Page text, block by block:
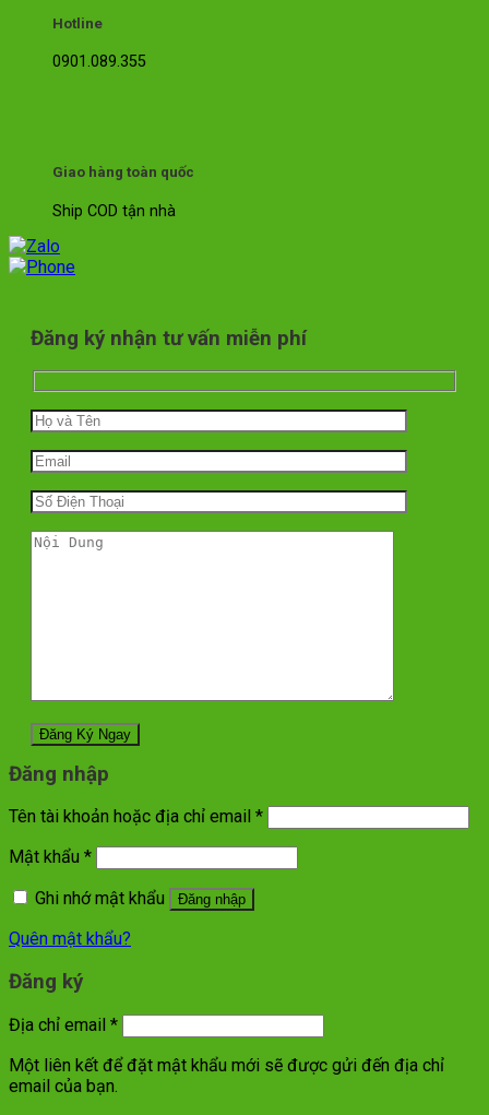
Hotline
0901.089.355
Giao hàng toàn quốc
Ship COD tận nhà
Đăng ký nhận tư vấn miễn phí
Đăng nhập
Tên tài khoản hoặc địa chỉ email *
Mật khẩu *
Ghi nhớ mật khẩu
Đăng nhập
Quên mật khẩu?
Đăng ký
Địa chỉ email *
Một liên kết để đặt mật khẩu mới sẽ được gửi đến địa chỉ
email của bạn.